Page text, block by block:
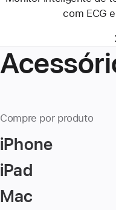
com ECG
Compre por produto
iPhone
iPad
Mac